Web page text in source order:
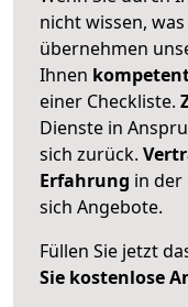
nicht wissen,
übernehmen
Ihnen
einer Checkliste.
Dienste in
sich zurück.
Erfahrung in der
sich Angebote.
Füllen Sie jetzt
Sie kostenlose